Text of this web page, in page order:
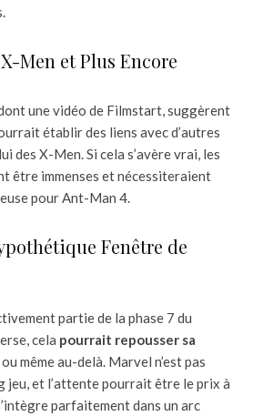
Men et Plus Encore
une vidéo de Filmstart, suggèrent
établir des liens avec d’autres
des X-Men. Si cela s’avère vrai, les
être immenses et nécessiteraient
pour Ant-Man 4.
Fenêtre de
partie de la phase 7 du
cela pourrait repousser sa
ou même au-delà. Marvel n’est pas
jeu, et l’attente pourrait être le prix à
parfaitement dans un arc